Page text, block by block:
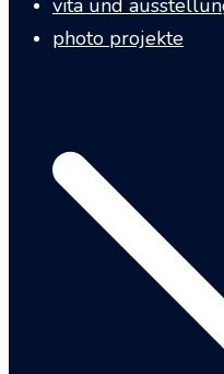
photo projekte